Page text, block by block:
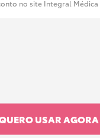
USAR AGORA
no site Integral Médica